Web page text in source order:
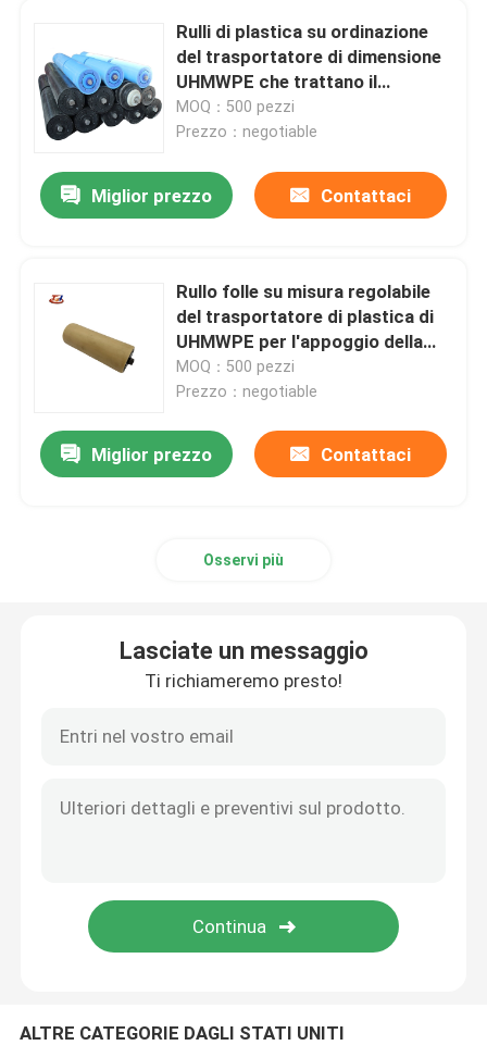
pista di pattinaggio sul ghiaccio sintetica
tagliere di plastica
Rulli di plastica su ordinazione
del trasportatore di dimensione
UHMWPE che trattano il
cuscinetto a rulli della guida
MOQ：500 pezzi
Prezzo：negotiable
Miglior prezzo Contattaci
Rullo folle su misura regolabile
del trasportatore di plastica di
UHMWPE per l'appoggio della
cinghia
MOQ：500 pezzi
Prezzo：negotiable
Miglior prezzo Contattaci
Osservi più
Lasciate un messaggio
Ti richiameremo presto!
ALTRE CATEGORIE DAGLI STATI UNITI